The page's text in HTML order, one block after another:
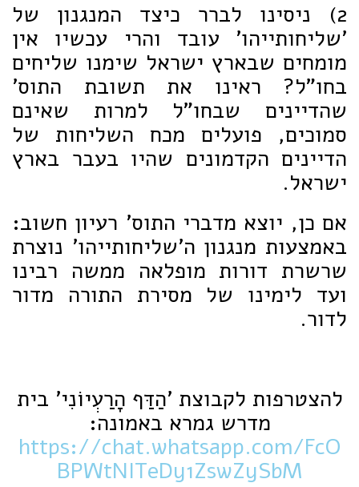
2) ניסינו לברר כיצד המנגנון של
'שליחותייהו' עובד והרי עכשיו אין
מומחים שבארץ ישראל שימנו שליחים
בחו"ל? ראינו את תשובת התוס'
שהדיינים שבחו"ל למרות שאינם
סמוכים, פועלים מכח השליחות של
הדיינים הקדמונים שהיו בעבר בארץ
ישראל.
אם כן, יוצא מדברי התוס' רעיון חשוב:
באמצעות מנגנון ה'שליחותייהו' נוצרת
שרשרת דורות מופלאה ממשה רבינו
ועד לימינו של מסירת התורה מדור
לדור.
להצטרפות לקבוצת 'הַדַּף הָרַעְיוֹנִי' בית
מדרש גמרא באמונה:
https://chat.whatsapp.com/FcO
BPWtNITeDy1ZswZySbM